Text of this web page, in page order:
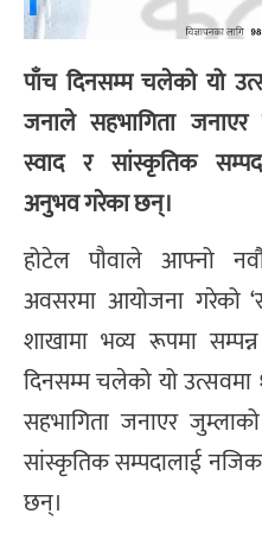
पाँच दिनसम्म चलेको यो
जनाले सहभागिता
स्वाद र सांस्कृतिक
अनुभव गरेका छन्।
होटेल पौवाले आफ्नो नवौँ
अवसरमा आयोजना गरेको
शाखामा भव्य रूपमा
दिनसम्म चलेको यो
सहभागिता जनाएर
सांस्कृतिक सम्पदालाई
छन्।